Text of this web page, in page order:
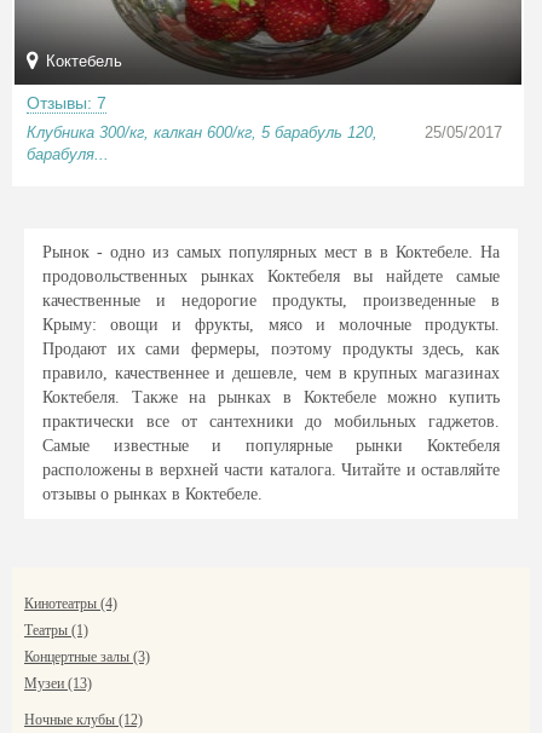
Коктебель
Отзывы: 7
Клубника 300/кг, калкан 600/кг, 5 барабуль 120,
барабуля...
25/05/2017
Рынок - одно из самых популярных мест в в Коктебеле. На
продовольственных рынках Коктебеля вы найдете самые
качественные и недорогие продукты, произведенные в
Крыму: овощи и фрукты, мясо и молочные продукты.
Продают их сами фермеры, поэтому продукты здесь, как
правило, качественнее и дешевле, чем в крупных магазинах
Коктебеля. Также на рынках в Коктебеле можно купить
практически все от сантехники до мобильных гаджетов.
Самые известные и популярные рынки Коктебеля
расположены в верхней части каталога. Читайте и оставляйте
отзывы о рынках в Коктебеле.
Кинотеатры (4)
Театры (1)
Концертные залы (3)
Музеи (13)
Ночные клубы (12)